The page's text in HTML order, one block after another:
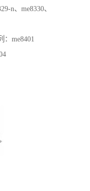
n、me8330、
me8401